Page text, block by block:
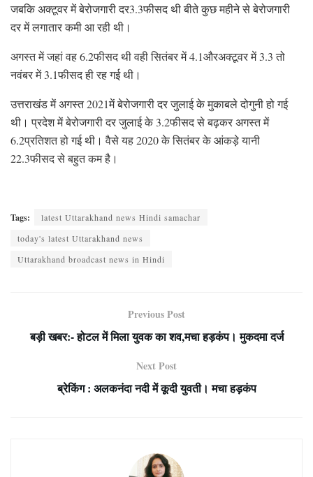
जबकि अक्टूवर में बेरोजगारी दर3.3फीसद थी बीते कुछ महीने से बेरोजगारी
दर में लगातार कमी आ रही थी।
अगस्त में जहां वह 6.2फीसद थी वही सितंबर में 4.1औरअक्टूवर में 3.3 तो
नवंबर में 3.1फीसद ही रह गई थी।
उत्तराखंड में अगस्त 2021में बेरोजगारी दर जुलाई के मुकाबले दोगुनी हो गई
थी। प्रदेश में बेरोजगारी दर जुलाई के 3.2फीसद से बढ़कर अगस्त में
6.2प्रतिशत हो गई थी। वैसे यह 2020 के सितंबर के आंकड़े यानी
22.3फीसद से बहुत कम है।
Tags:
latest Uttarakhand news Hindi samachar
today's latest Uttarakhand news
Uttarakhand broadcast news in Hindi
Previous Post
बड़ी खबर:- होटल में मिला युवक का शव,मचा हड़कंप। मुकदमा दर्ज
Next Post
ब्रेकिंग : अलकनंदा नदी में कूदी युवती। मचा हड़कंप